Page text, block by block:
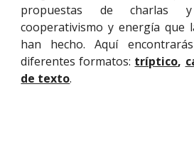
propuestas de charlas
cooperativismo y energía que
han hecho. Aquí
diferentes formatos: tríptico,
de texto.